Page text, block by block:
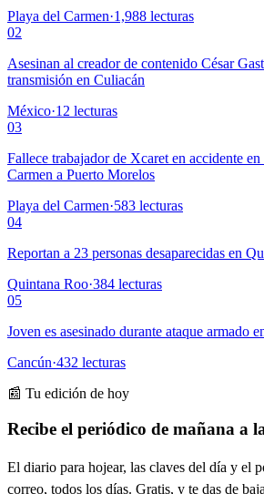
Playa del Carmen·1,988 lecturas
02
Asesinan al creador de contenido César
transmisión en Culiacán
México·12 lecturas
03
Fallece trabajador de Xcaret en accidente
Carmen a Puerto Morelos
Playa del Carmen·583 lecturas
04
Reportan a 23 personas desaparecidas en
Quintana Roo·384 lecturas
05
Joven es asesinado durante ataque armado
Cancún·432 lecturas
📰 Tu edición de hoy
Recibe el periódico de mañana a
El diario para hojear, las claves del día y el
correo, todos los días. Gratis, y te das de